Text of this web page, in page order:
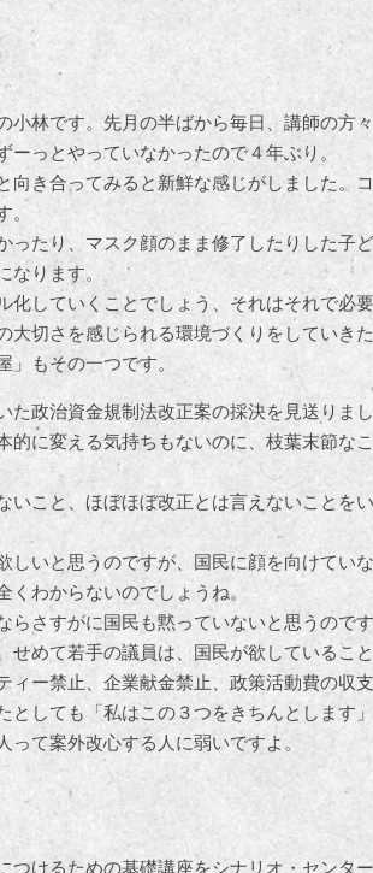
小林です。先月の半ばから毎日、講師の方
ーっとやっていなかったので４年ぶり。
向き合ってみると新鮮な感じがしました。
。
ったり、マスク顔のまま修了したりした子
なります。
化していくことでしょう、それはそれで必
大切さを感じられる環境づくりをしていき
」もその一つです。
た政治資金規制法改正案の採決を見送りまし
的に変える気持ちもないのに、枝葉末節な
いこと、ほぼほぼ改正とは言えないことを
しいと思うのですが、国民に顔を向けてい
くわからないのでしょうね。
らさすがに国民も黙っていないと思うのです
せめて若手の議員は、国民が欲しているこ
ィー禁止、企業献金禁止、政策活動費の収
としても「私はこの３つをきちんとします
って案外改心する人に弱いですよ。
つけるための基礎講座をシナリオ・センタ